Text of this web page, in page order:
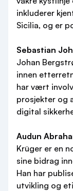
inkluderer
Sicilia, og er
Sebastian
Johan
innen
har vært
prosjekter og
digital
Audun
Krüger er en
sine bidrag
Han har
utvikling og